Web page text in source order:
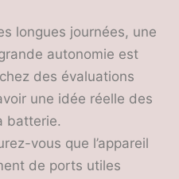
longues journées, une
autonomie est
des évaluations
une idée réelle des
batterie.
vous que l’appareil
de ports utiles